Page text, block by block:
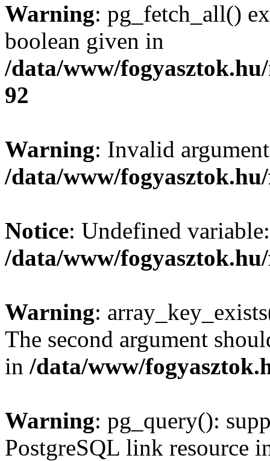
Warning: pg_fetch_all()
boolean given in
/data/www/
92
Warning: Invalid
/data/www/
Notice: Undefined
/data/www/
Warning:
The second argument
in /data/www/
Warning: pg_query():
PostgreSQL link resource